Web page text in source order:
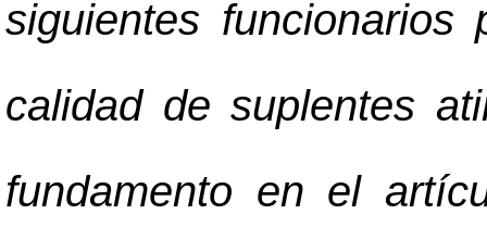
siguientes
calidad de suplentes
fundamento en el